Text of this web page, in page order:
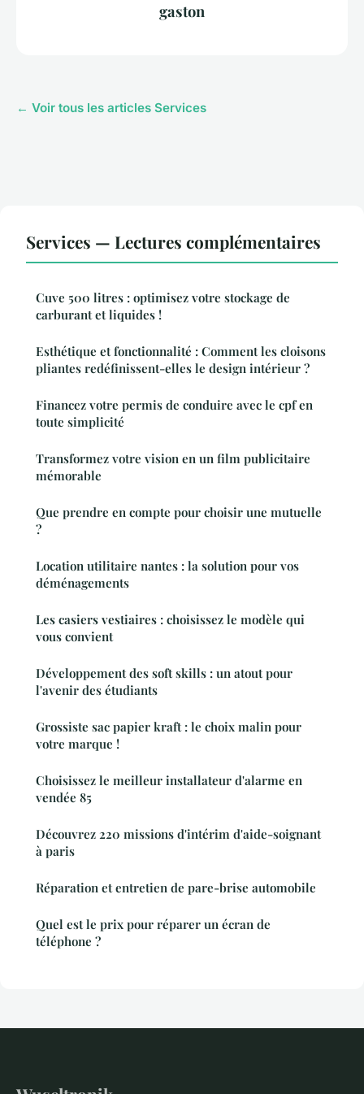
gaston
← Voir tous les articles Services
Services — Lectures complémentaires
Cuve 500 litres : optimisez votre stockage de
carburant et liquides !
Esthétique et fonctionnalité : Comment les cloisons
pliantes redéfinissent-elles le design intérieur ?
Financez votre permis de conduire avec le cpf en
toute simplicité
Transformez votre vision en un film publicitaire
mémorable
Que prendre en compte pour choisir une mutuelle
?
Location utilitaire nantes : la solution pour vos
déménagements
Les casiers vestiaires : choisissez le modèle qui
vous convient
Développement des soft skills : un atout pour
l'avenir des étudiants
Grossiste sac papier kraft : le choix malin pour
votre marque !
Choisissez le meilleur installateur d'alarme en
vendée 85
Découvrez 220 missions d'intérim d'aide-soignant
à paris
Réparation et entretien de pare-brise automobile
Quel est le prix pour réparer un écran de
téléphone ?